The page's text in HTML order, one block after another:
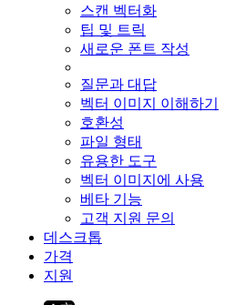
스캔 벡터화
팁 및 트릭
새로운 폰트 작성
질문과 대답
벡터 이미지 이해하기
호환성
파일 형태
유용한 도구
벡터 이미지에 사용
베타 기능
고객 지원 문의
데스크톱
가격
지원